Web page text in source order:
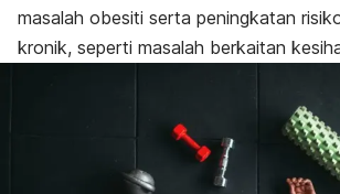
masalah obesiti serta peningkatan
kronik, seperti masalah berkaitan